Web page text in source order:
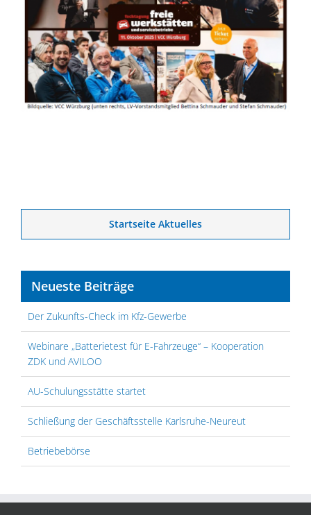
Startseite Aktuelles
Neueste Beiträge
Der Zukunfts-Check im Kfz-Gewerbe
Webinare „Batterietest für E-Fahrzeuge“ – Kooperation
ZDK und AVILOO
AU-Schulungsstätte startet
Schließung der Geschäftsstelle Karlsruhe-Neureut
Betriebebörse